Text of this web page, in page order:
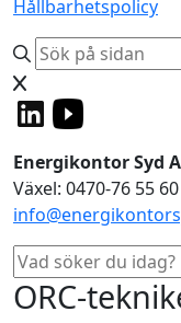
Hållbarhetspolicy
Energikontor Syd
Växel: 0470-76 55 60
ORC-